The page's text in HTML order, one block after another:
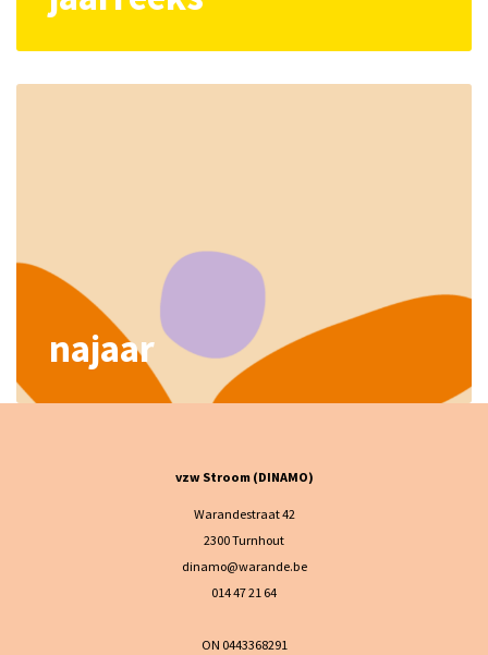
najaar
vzw Stroom (DINAMO)
Warandestraat 42
2300 Turnhout
dinamo@warande.be
014 47 21 64
ON 0443368291